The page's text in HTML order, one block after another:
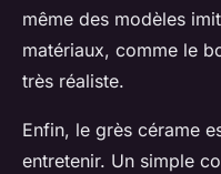
même des modèles
matériaux, comme le
très réaliste.
Enfin, le grès cérame
entretenir. Un simple